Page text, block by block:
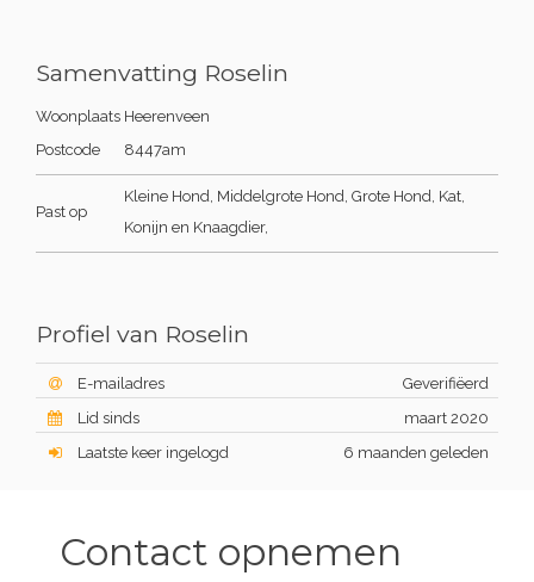
Samenvatting Roselin
Woonplaats Heerenveen
Postcode
8447am
Past op
Kleine Hond, Middelgrote Hond, Grote Hond, Kat,
Konijn en Knaagdier,
Profiel van Roselin
E-mailadres
Geverifiëerd
Lid sinds
maart 2020
Laatste keer ingelogd
6 maanden geleden
Contact opnemen